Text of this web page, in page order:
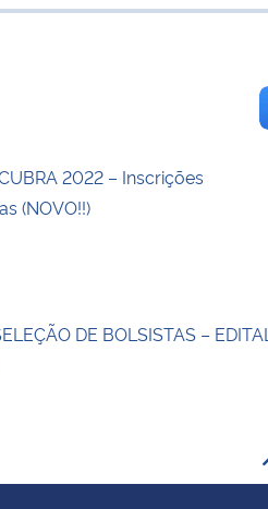
transferência
2022 – Inscrições
(NOVO!!)
DE BOLSISTAS – EDITAL